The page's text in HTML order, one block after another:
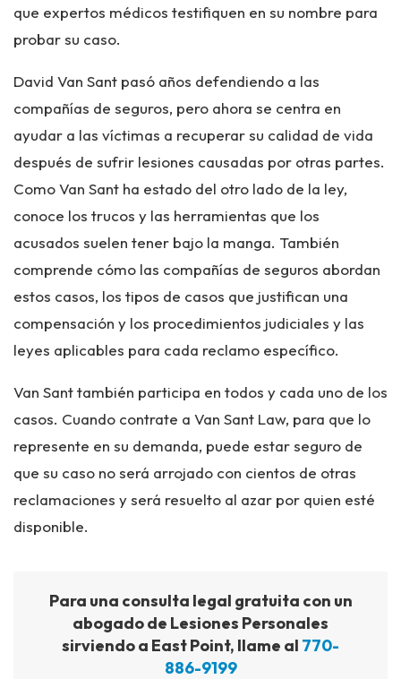
que expertos médicos testifiquen en su nombre para
probar su caso.
David Van Sant pasó años defendiendo a las
compañías de seguros, pero ahora se centra en
ayudar a las víctimas a recuperar su calidad de vida
después de sufrir lesiones causadas por otras partes.
Como Van Sant ha estado del otro lado de la ley,
conoce los trucos y las herramientas que los
acusados ​​suelen tener bajo la manga. También
comprende cómo las compañías de seguros abordan
estos casos, los tipos de casos que justifican una
compensación y los procedimientos judiciales y las
leyes aplicables para cada reclamo específico.
Van Sant también participa en todos y cada uno de los
casos. Cuando contrate a Van Sant Law, para que lo
represente en su demanda, puede estar seguro de
que su caso no será arrojado con cientos de otras
reclamaciones y será resuelto al azar por quien esté
disponible.
Para una consulta legal gratuita con un
abogado de Lesiones Personales
sirviendo a East Point, llame al 770-
886-9199